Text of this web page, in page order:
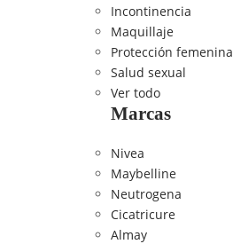
Incontinencia
Maquillaje
Protección femenina
Salud sexual
Ver todo
Marcas
Nivea
Maybelline
Neutrogena
Cicatricure
Almay